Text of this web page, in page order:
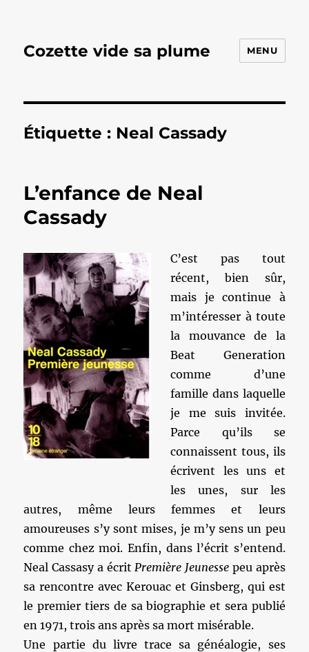
Cozette vide sa plume MENU
Étiquette : Neal Cassady
L’enfance de Neal
Cassady
C’est pas tout
récent, bien sûr,
mais je continue à
m’intéresser à toute
la mouvance de la
Beat Generation
comme d’une
famille dans laquelle
je me suis invitée.
Parce qu’ils se
connaissent tous, ils
écrivent les uns et
les unes, sur les
autres, même leurs femmes et leurs
amoureuses s’y sont mises, je m’y sens un peu
comme chez moi. Enfin, dans l’écrit s’entend.
Neal Cassasy a écritPremière Jeunesse peu après
sa rencontre avec Kerouac et Ginsberg, qui est
le premier tiers de sa biographie et sera publié
en 1971, trois ans après sa mort misérable.
Une partie du livre trace sa généalogie, ses